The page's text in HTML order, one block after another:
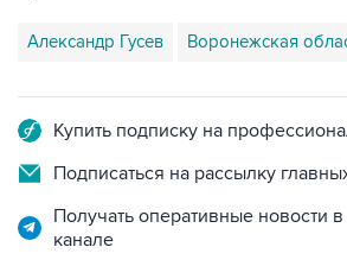
Александр Гусев Воронежская
Купить подписку на
Подписаться на рассылку
Получать оперативные новости
канале